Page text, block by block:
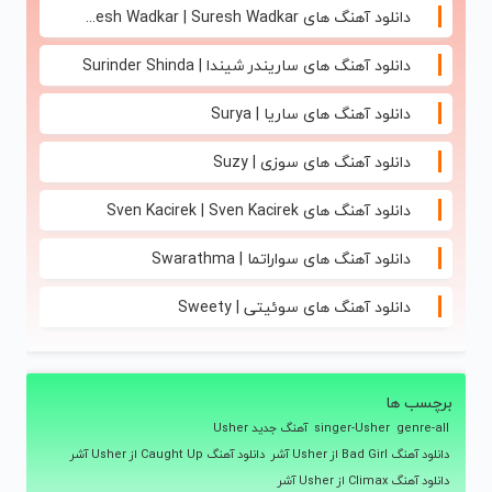
دانلود آهنگ های Suresh Wadkar | Suresh Wadkar
دانلود آهنگ های ساریندر شیندا | Surinder Shinda
دانلود آهنگ های ساریا | Surya
دانلود آهنگ های سوزی | Suzy
دانلود آهنگ های Sven Kacirek | Sven Kacirek
دانلود آهنگ های سواراتما | Swarathma
دانلود آهنگ های سوئیتی | Sweety
برچسب ها
genre-all
singer-Usher آهنگ جدید Usher
دانلود آهنگ Bad Girl از Usher آشر
دانلود آهنگ Caught Up از Usher آشر
دانلود آهنگ Climax از Usher آشر